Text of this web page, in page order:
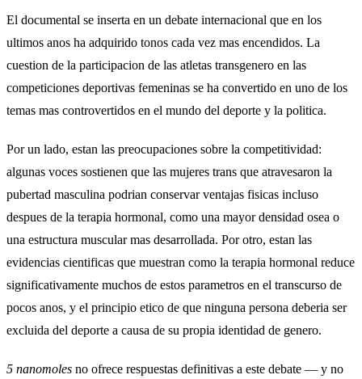
El documental se inserta en un debate internacional que en los
ultimos anos ha adquirido tonos cada vez mas encendidos. La
cuestion de la participacion de las atletas transgenero en las
competiciones deportivas femeninas se ha convertido en uno de los
temas mas controvertidos en el mundo del deporte y la politica.
Por un lado, estan las preocupaciones sobre la competitividad:
algunas voces sostienen que las mujeres trans que atravesaron la
pubertad masculina podrian conservar ventajas fisicas incluso
despues de la terapia hormonal, como una mayor densidad osea o
una estructura muscular mas desarrollada. Por otro, estan las
evidencias cientificas que muestran como la terapia hormonal reduce
significativamente muchos de estos parametros en el transcurso de
pocos anos, y el principio etico de que ninguna persona deberia ser
excluida del deporte a causa de su propia identidad de genero.
5 nanomoles no ofrece respuestas definitivas a este debate — y no